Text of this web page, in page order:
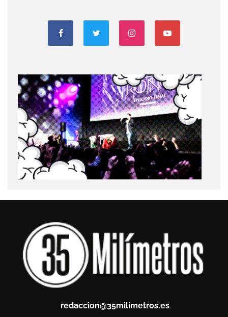
redaccion@35milimetros.es